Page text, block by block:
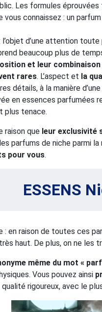
Les formules
connaissez : un
d’une attention toute
beaucoup plus de
et leur combinaison
rares. L’aspect et la
détails, à la manière
en essences parfumées
plus tenace.
raison que leur exclusivité
parfums de niche parmi
pour vous.
ESSENS
: en raison de toutes ces
haut. De plus, on ne les
même du mot «
Vous pouvez ainsi
rigoureux, avec le